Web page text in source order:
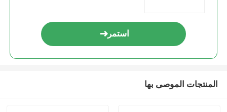
استمر
المنتجات الموصى بها